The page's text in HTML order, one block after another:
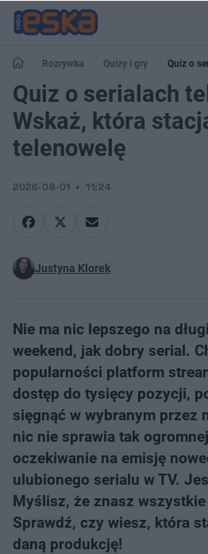
Rozrywka Quizy i gry
Quiz o
stacja emituje tę telenowelę
Quiz o serialach
Wskaż, która
telenowelę
2026-08-01 11:24
Justyna Klorek
Nie ma nic lepszego na
weekend, jak dobry serial.
popularności platform
dostęp do tysięcy pozycji,
sięgnąć w wybranym przez
nic nie sprawia tak
oczekiwanie na emisję
ulubionego serialu w TV.
Myślisz, że znasz
Sprawdź, czy wiesz, która
daną produkcję!